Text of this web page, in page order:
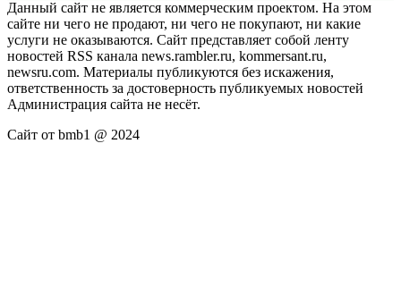
Данный сайт не является коммерческим проектом. На этом
сайте ни чего не продают, ни чего не покупают, ни какие
услуги не оказываются. Сайт представляет собой ленту
новостей RSS канала news.rambler.ru, kommersant.ru,
newsru.com. Материалы публикуются без искажения,
ответственность за достоверность публикуемых новостей
Администрация сайта не несёт.
Сайт от bmb1 @ 2024